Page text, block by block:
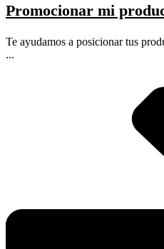
Promocionar mi
Te ayudamos a posicionar tus
...